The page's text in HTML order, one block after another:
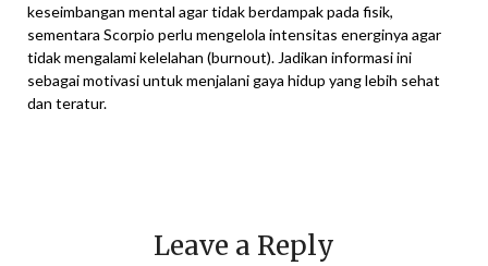
keseimbangan mental agar tidak berdampak pada fisik,
sementara Scorpio perlu mengelola intensitas energinya agar
tidak mengalami kelelahan (burnout). Jadikan informasi ini
sebagai motivasi untuk menjalani gaya hidup yang lebih sehat
dan teratur.
Leave a Reply